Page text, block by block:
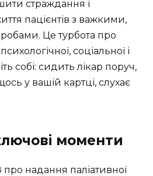
страждання і
пацієнтів з важкими,
Це турбота про
соціальної і
собі: сидить лікар поруч,
у вашій картці, слухає
моменти
надання паліативної